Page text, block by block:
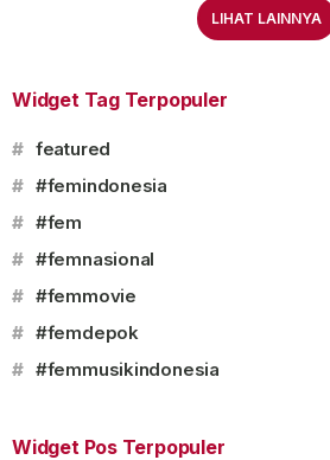
LIHAT LAINNYA
Widget Tag Terpopuler
# featured
# #femindonesia
# #fem
# #femnasional
# #femmovie
# #femdepok
# #femmusikindonesia
Widget Pos Terpopuler